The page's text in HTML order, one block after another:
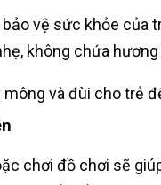
vệ sức khỏe của
không chứa
và đùi cho trẻ
chơi đồ chơi sẽ